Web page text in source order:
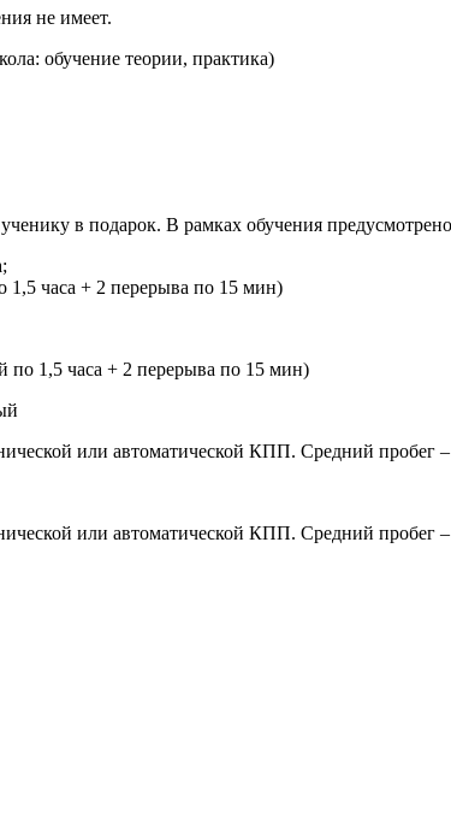
не имеет.
обучение теории, практика)
в подарок. В рамках обучения
часа + 2 перерыва по 15 мин)
1,5 часа + 2 перерыва по 15 мин)
или автоматической КПП. Средний пробег –
или автоматической КПП. Средний пробег –